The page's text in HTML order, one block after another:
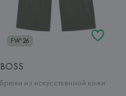
FW'26
BOSS
Брюки из искусственной кожи